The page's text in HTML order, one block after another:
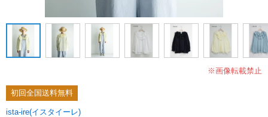
※画像転載禁止
初回全国送料無料
ista-ire(イスタイーレ)